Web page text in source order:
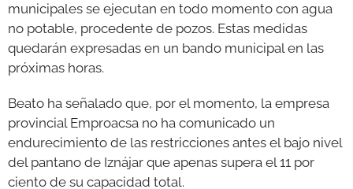
municipales se ejecutan en todo momento con agua
no potable, procedente de pozos. Estas medidas
quedarán expresadas en un bando municipal en las
próximas horas.
Beato ha señalado que, por el momento, la empresa
provincial Emproacsa no ha comunicado un
endurecimiento de las restricciones antes el bajo nivel
del pantano de Iznájar que apenas supera el 11 por
ciento de su capacidad total.